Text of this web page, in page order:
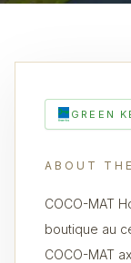
GREEN
ABOUT
COCO-MAT
boutique au
COCO-MAT